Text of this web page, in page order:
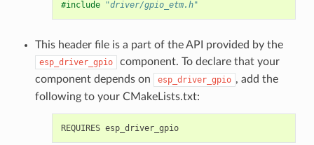
#include "driver/gpio_etm.h"
This header file is a part of the API provided by the
esp_driver_gpio
component. To declare that your
component depends on
esp_driver_gpio , add the
following to your CMakeLists.txt:
REQUIRES esp_driver_gpio